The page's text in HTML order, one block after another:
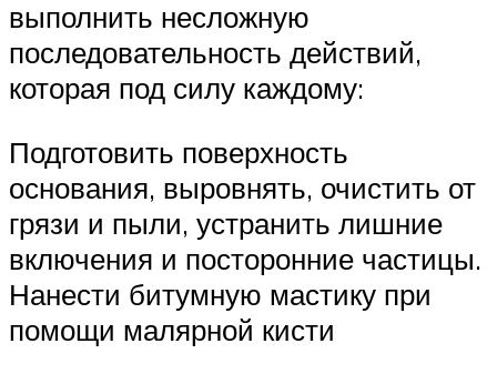
выполнить несложную
последовательность действий,
которая под силу каждому:
Подготовить поверхность
основания, выровнять, очистить от
грязи и пыли, устранить лишние
включения и посторонние частицы.
Нанести битумную мастику при
помощи малярной кисти